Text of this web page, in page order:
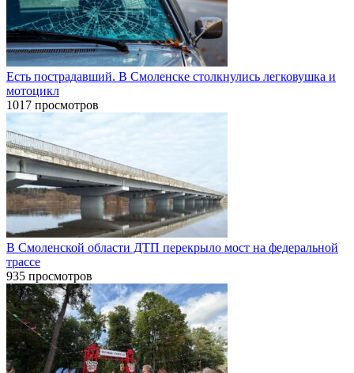
Есть пострадавший. В Смоленске столкнулись легковушка и
мотоцикл
1017 просмотров
В Смоленской области ДТП перекрыло мост на федеральной
трассе
935 просмотров